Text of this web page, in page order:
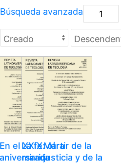
Búsqueda avanzada
En el XXIX
aniversario
La fe: otra
mirada
Mártir de la
justicia y de la